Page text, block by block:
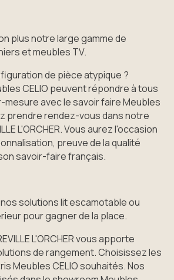
plus notre large gamme de
et meubles TV.
de pièce atypique ?
CELIO peuvent répondre à tous
avec le savoir faire Meubles
prendre rendez-vous dans notre
L'ORCHER. Vous aurez l'occasion
preuve de la qualité
savoir-faire français.
solutions lit escamotable ou
pour gagner de la place.
L'ORCHER vous apporte
de rangement. Choisissez les
Meubles CELIO souhaités. Nos